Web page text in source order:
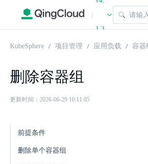
|
1.3
KubeSphere 项目管理 应用负载 容器
删除容器组
更新时间：2026-06-29 10:11:05
前提条件
删除单个容器组